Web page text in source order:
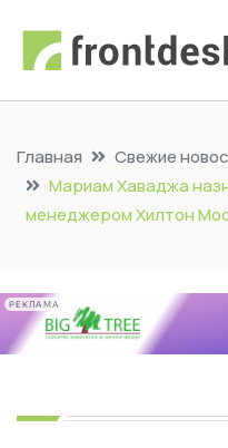
Главная
Свежие
Мариам Хаваджа
менеджером Хилтон
РЕКЛАМА